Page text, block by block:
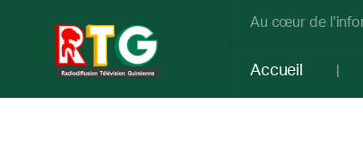
Au cœur de
Accueil